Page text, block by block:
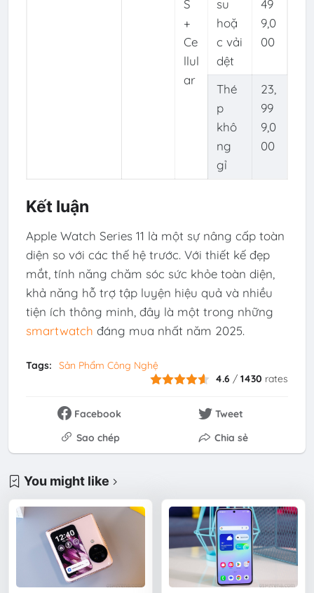
S
+
Ce
llul
ar
su
hoặ
c vải
dệt
49
9,0
00
Thé
p
khô
ng
gỉ
23,
99
9,0
00
Kết luận
Apple Watch Series 11 là một sự nâng cấp toàn
diện so với các thế hệ trước. Với thiết kế đẹp
mắt, tính năng chăm sóc sức khỏe toàn diện,
khả năng hỗ trợ tập luyện hiệu quả và nhiều
tiện ích thông minh, đây là một trong những
smartwatch đáng mua nhất năm 2025.
Tags:
Sản Phẩm Công Nghệ
4.6 /1430 rates
Facebook
Tweet
Sao chép
Chia sẻ
You might like